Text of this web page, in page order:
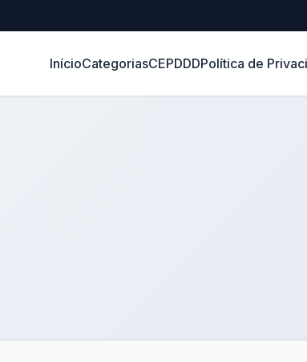
InícioCategoriasCEPDDDPolítica de